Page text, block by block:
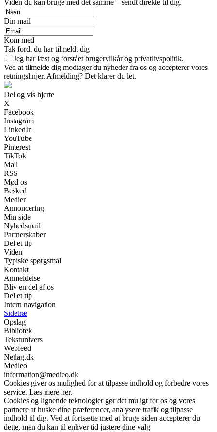
Viden du kan bruge med det samme – sendt direkte til dig.
Din mail
Kom med
Tak fordi du har tilmeldt dig
Jeg har læst og forstået brugervilkår og privatlivspolitik.
Ved at tilmelde dig modtager du nyheder fra os og accepterer vores
retningslinjer. Afmelding? Det klarer du let.
Del og vis hjerte
X
Facebook
Instagram
LinkedIn
YouTube
Pinterest
TikTok
Mail
RSS
Mød os
Besked
Medier
Annoncering
Min side
Nyhedsmail
Partnerskaber
Del et tip
Viden
Typiske spørgsmål
Kontakt
Anmeldelse
Bliv en del af os
Del et tip
Intern navigation
Sidetræ
Opslag
Bibliotek
Tekstunivers
Webfeed
Netlag.dk
Medieo
information@medieo.dk
Cookies giver os mulighed for at tilpasse indhold og forbedre vores
service. Læs mere her.
Cookies og lignende teknologier gør det muligt for os og vores
partnere at huske dine præferencer, analysere trafik og tilpasse
indhold til dig. Ved at fortsætte med at bruge siden accepterer du
dette, men du kan til enhver tid justere dine valg